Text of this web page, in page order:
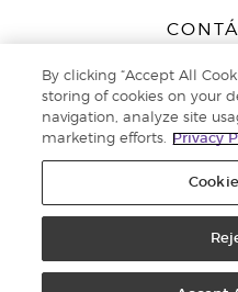
9727
Servicio de
reservados. |
By clicking “Accept All
storing of cookies on your
navigation, analyze site
marketing efforts.
Privacy